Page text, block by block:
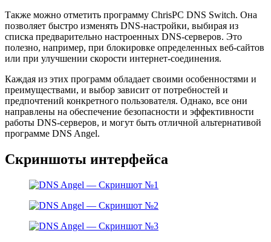
Также можно отметить программу ChrisPC DNS Switch. Она
позволяет быстро изменять DNS-настройки, выбирая из
списка предварительно настроенных DNS-серверов. Это
полезно, например, при блокировке определенных веб-сайтов
или при улучшении скорости интернет-соединения.
Каждая из этих программ обладает своими особенностями и
преимуществами, и выбор зависит от потребностей и
предпочтений конкретного пользователя. Однако, все они
направлены на обеспечение безопасности и эффективности
работы DNS-серверов, и могут быть отличной альтернативой
программе DNS Angel.
Скриншоты интерфейса